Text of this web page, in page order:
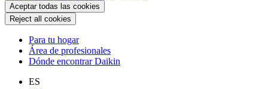
Aceptar todas las cookies
Reject all cookies
Para tu hogar
Área de profesionales
Dónde encontrar Daikin
ES